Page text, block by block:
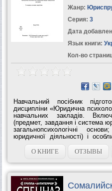
Жанр:
Серия: 3
Дата
Язык книги:
Кол-во
Навчальний посібник
дисципліни «Юридична
навчальних закладів.
(предмет, завдання і система
загальнопсихологічні
юридичної діяльності) і
кримінальна психологія,
О КНИГЕ
ОТЗЫВЫ